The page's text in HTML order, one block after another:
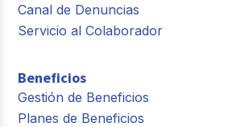
Canal de Denuncias
Servicio al Colaborador
Beneficios
Gestión de Beneficios
Planes de Beneficios